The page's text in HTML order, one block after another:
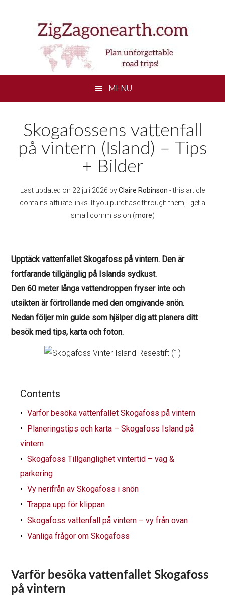
MENU
Skogafossens vattenfall
på vintern (Island) – Tips
+ Bilder
Last updated on 22 juli 2026 byClaire Robinson - this article
contains affiliate links. If you purchase through them, I get a
small commission (more)
Upptäck vattenfallet Skogafoss på vintern. Den är
fortfarande tillgänglig på Islands sydkust.
Den 60 meter långa vattendroppen fryser inte och
utsikten är förtrollande med den omgivande snön.
Nedan följer min guide som hjälper dig att planera ditt
besök med tips, karta och foton.
Contents
Varför besöka vattenfallet Skogafoss på vintern
Planeringstips och karta – Skogafoss Island på
vintern
Skogafoss Tillgänglighet vintertid – väg &
parkering
Vy nerifrån av Skogafoss i snön
Trappa upp för klippan
Skogafoss vattenfall på vintern – vy från ovan
Vanliga frågor om Skogafoss
Varför besöka vattenfallet Skogafoss
på vintern